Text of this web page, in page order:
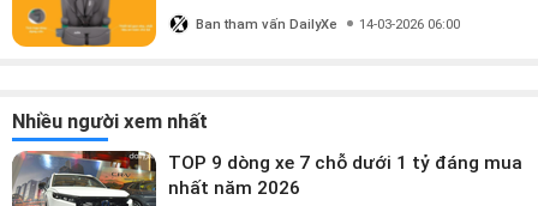
triệu?
Ban tham vấn DailyXe 14-03-2026 06:00
Nhiều người xem nhất
TOP 9 dòng xe 7 chỗ dưới 1 tỷ đáng mua
nhất năm 2026